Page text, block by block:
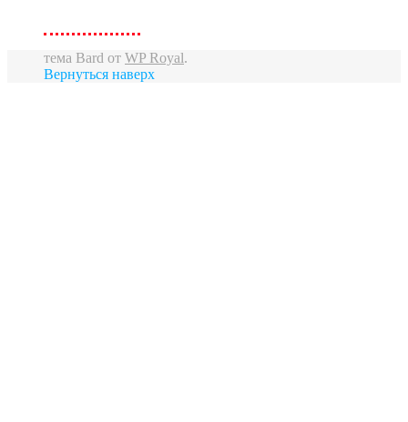
тема Bard от WP Royal.
Вернуться наверх